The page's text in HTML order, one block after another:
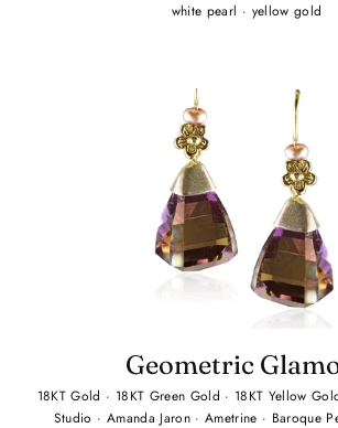
white pearl · yellow gold
Geometric
18KT Gold · 18KT Green Gold · 18KT Yellow
Studio · Amanda Jaron · Ametrine · Baroque